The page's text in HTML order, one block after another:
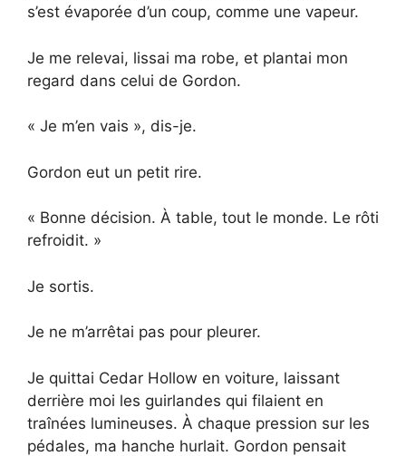
s’est évaporée d’un coup, comme une vapeur.
Je me relevai, lissai ma robe, et plantai mon
regard dans celui de Gordon.
« Je m’en vais », dis-je.
Gordon eut un petit rire.
« Bonne décision. À table, tout le monde. Le rôti
refroidit. »
Je sortis.
Je ne m’arrêtai pas pour pleurer.
Je quittai Cedar Hollow en voiture, laissant
derrière moi les guirlandes qui filaient en
traînées lumineuses. À chaque pression sur les
pédales, ma hanche hurlait. Gordon pensait